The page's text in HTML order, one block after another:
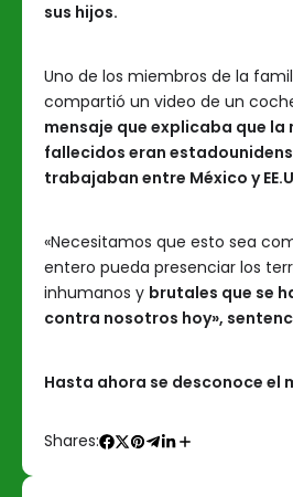
sus hijos.
Uno de los miembros de la
compartió un video de un
mensaje que explicaba que la
fallecidos eran
trabajaban entre México y
«Necesitamos que esto sea
entero pueda presenciar los
inhumanos y brutales que se
contra nosotros hoy»,
Hasta ahora se desconoce el
Shares: